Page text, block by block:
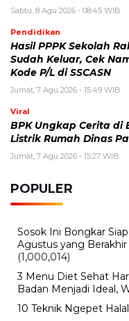
Sabtu, 8 Agu 2026 - 08:45 WIB
Pendidikan
Hasil PPPK Sekolah
Sudah Keluar, Cek
Kode P/L di SSCASN
Jumat, 7 Agu 2026 - 15:49 WIB
Viral
BPK Ungkap Cerita di
Listrik Rumah Dinas
Jumat, 7 Agu 2026 - 15:27 WIB
POPULER
Sosok Ini Bongkar
Agustus yang
(1,000,014)
3 Menu Diet Sehat
Badan Menjadi Ideal,
10 Teknik Ngepet Halal